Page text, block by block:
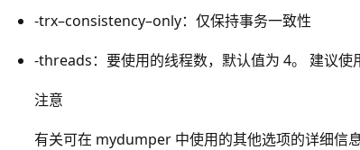
-trx–consistency–only：仅保持事务一致性
-threads：要使用的线程数，默认值为 4。
建议使
注意
有关可在 mydumper 中使用的其他选项的详细信